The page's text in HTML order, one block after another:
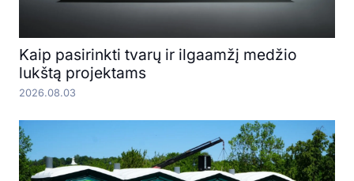
Kaip pasirinkti tvarų ir ilgaamžį medžio
lukštą projektams
2026.08.03